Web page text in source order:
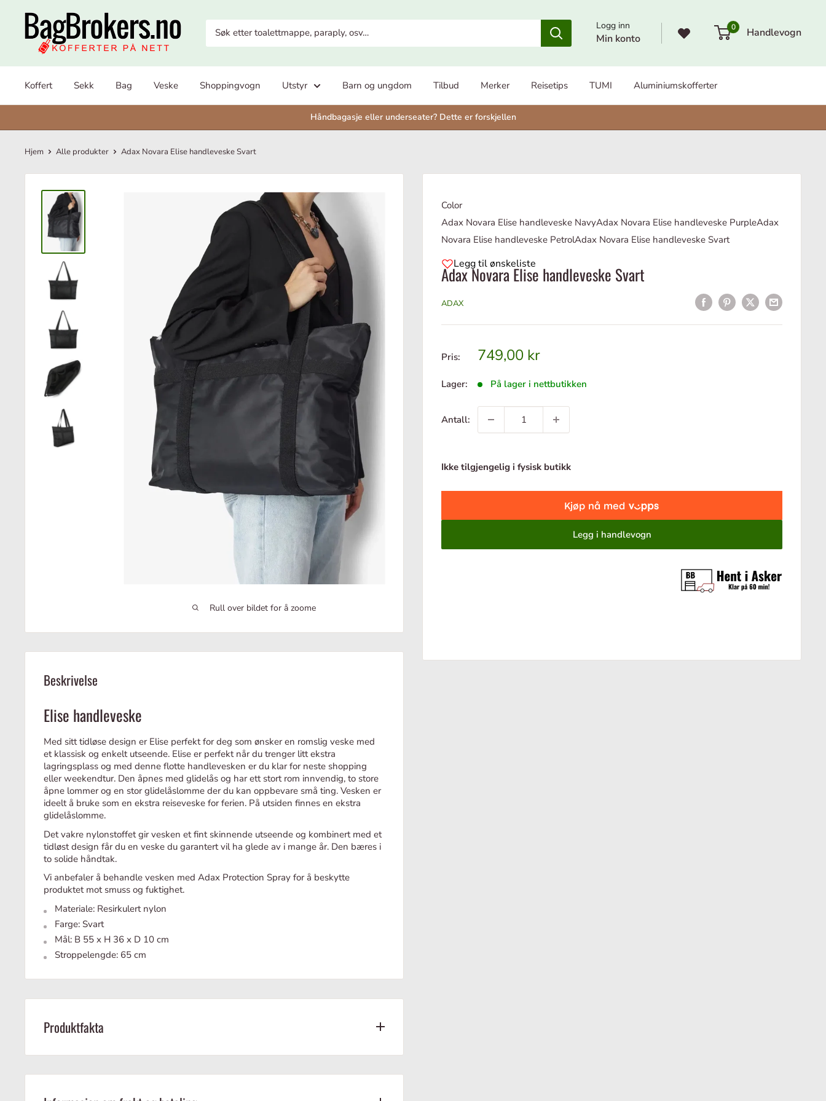
innhold
BagBrokers Logg inn
Min konto
0 Handlevogn
Koffert Sekk Bag Veske Shoppingvogn Utstyr Barn og ungdom Tilbud Merker Reisetips TUMI Aluminiumskofferter
Håndbagasje eller underseater? Dette er forskjellen
Hjem Alle produkter Adax Novara Elise handleveske Svart
Rull over bildet for å zoome
Color
Adax Novara Elise handleveske NavyAdax Novara Elise handleveske PurpleAdax
Novara Elise handleveske PetrolAdax Novara Elise handleveske Svart
Legg til ønskeliste
Adax Novara Elise handleveske Svart
ADAX
Pris: Tilbudspris
749,00 kr
Lager: På lager i nettbutikken
Antall:
Ikke tilgjengelig i fysisk butikk
Legg i handlevogn
Beskrivelse
Elise handleveske
Med sitt tidløse design er Elise perfekt for deg som ønsker en romslig veske med
et klassisk og enkelt utseende. Elise er perfekt når du trenger litt ekstra
lagringsplass og med denne flotte handlevesken er du klar for neste shopping
eller weekendtur. Den åpnes med glidelås og har ett stort rom innvendig, to store
åpne lommer og en stor glidelåslomme der du kan oppbevare små ting. Vesken er
ideelt å bruke som en ekstra reiseveske for ferien. På utsiden finnes en ekstra
glidelåslomme.
Det vakre nylonstoffet gir vesken et fint skinnende utseende og kombinert med et
tidløst design får du en veske du garantert vil ha glede av i mange år. Den bæres i
to solide håndtak.
Vi anbefaler å behandle vesken med Adax Protection Spray for å beskytte
produktet mot smuss og fuktighet.
Materiale: Resirkulert nylon
Farge: Svart
Mål: B 55 x H 36 x D 10 cm
Stroppelengde: 65 cm
Produktfakta